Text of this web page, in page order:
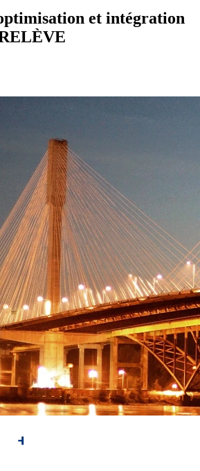
et intégration